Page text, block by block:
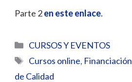
Parte 2en este enlace.
Categorías
CURSOS Y EVENTOS
Etiquetas
Cursos online, Financiación
de Calidad